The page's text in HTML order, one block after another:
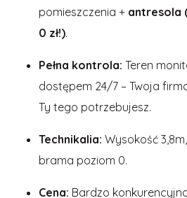
pomieszczenia + antresola
0 zł!).
Pełna kontrola: Teren
dostępem 24/7 – Twoja
Ty tego potrzebujesz.
Technikalia: Wysokość
brama poziom 0.
Cena: Bardzo